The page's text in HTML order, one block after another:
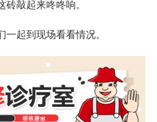
敲起来咚咚响。
起到现场看看情况。